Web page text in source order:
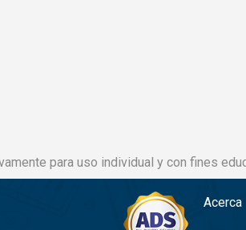
para uso individual y con fines
Acerca